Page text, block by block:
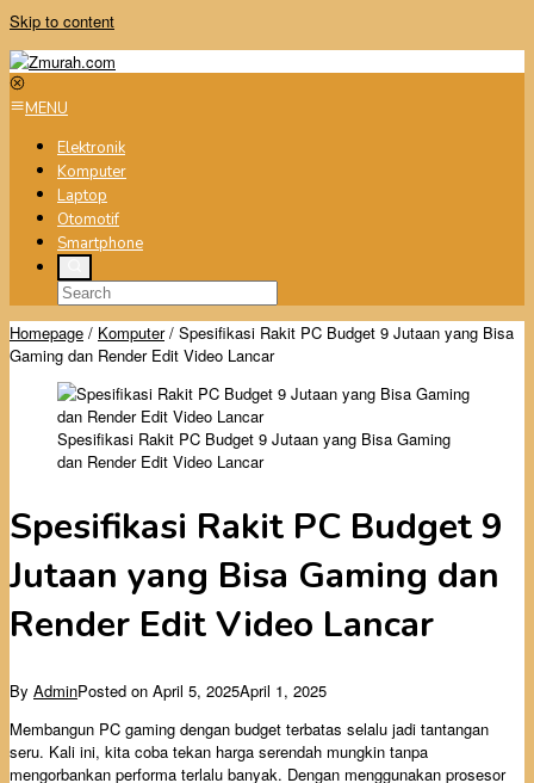
Skip to content
MENU
Elektronik
Komputer
Laptop
Otomotif
Smartphone
Homepage / Komputer / Spesifikasi Rakit PC Budget 9 Jutaan yang Bisa
Gaming dan Render Edit Video Lancar
Spesifikasi Rakit PC Budget 9 Jutaan yang Bisa Gaming
dan Render Edit Video Lancar
Spesifikasi Rakit PC Budget 9
Jutaan yang Bisa Gaming dan
Render Edit Video Lancar
By AdminPosted on April 5, 2025April 1, 2025
Membangun PC gaming dengan budget terbatas selalu jadi tantangan
seru. Kali ini, kita coba tekan harga serendah mungkin tanpa
mengorbankan performa terlalu banyak. Dengan menggunakan prosesor